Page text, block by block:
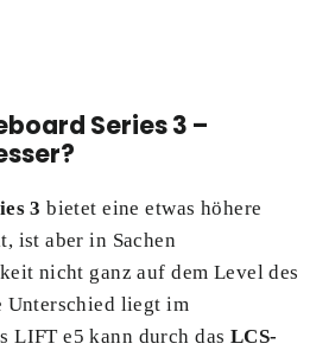
Series 3 –
3 bietet eine etwas höhere
ist aber in Sachen
nicht ganz auf dem Level des
Unterschied liegt im
LIFT e5 kann durch das LCS-